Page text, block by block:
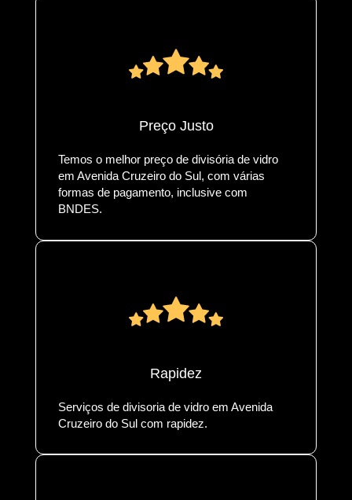
Preço Justo
Temos o melhor preço de divisória de vidro
em Avenida Cruzeiro do Sul, com várias
formas de pagamento, inclusive com
BNDES.
Rapidez
Serviços de divisoria de vidro em Avenida
Cruzeiro do Sul com rapidez.